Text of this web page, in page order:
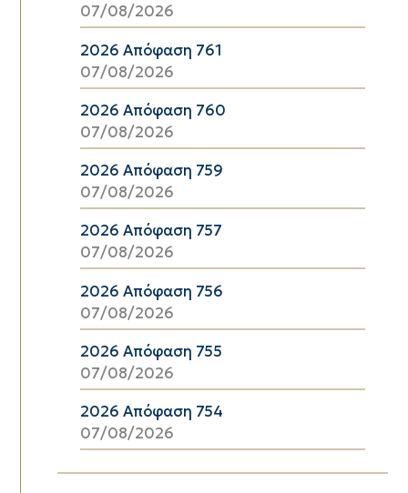
07/08/2026
2026 Απόφαση 761
07/08/2026
2026 Απόφαση 760
07/08/2026
2026 Απόφαση 759
07/08/2026
2026 Απόφαση 757
07/08/2026
2026 Απόφαση 756
07/08/2026
2026 Απόφαση 755
07/08/2026
2026 Απόφαση 754
07/08/2026